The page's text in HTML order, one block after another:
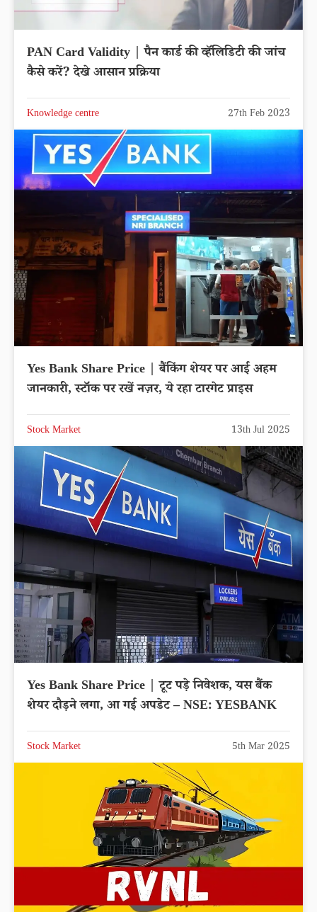
PAN Card Validity | पैन कार्ड की व्हॅलिडिटी की जांच
कैसे करें? देखे आसान प्रक्रिया
Knowledge centre 27th Feb 2023
Yes Bank Share Price | बैंकिंग शेयर पर आई अहम
जानकारी, स्टॉक पर रखें नज़र, ये रहा टारगेट प्राइस
Stock Market 13th Jul 2025
Yes Bank Share Price | टूट पड़े निवेशक, यस बैंक
शेयर दौड़ने लगा, आ गई अपडेट – NSE: YESBANK
Stock Market 5th Mar 2025